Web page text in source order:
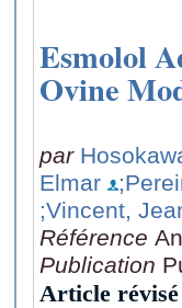
Esmolol
Ovine
par
Elmar
;Vincent,
Référence
Publication
Article